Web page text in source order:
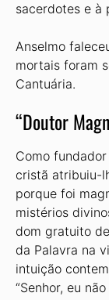
sacerdotes e à
Anselmo
mortais foram
Cantuária.
“Doutor
Como
cristã atribuiu-
porque foi
mistérios
dom gratuito
da Palavra na
intuição
“Senhor, eu